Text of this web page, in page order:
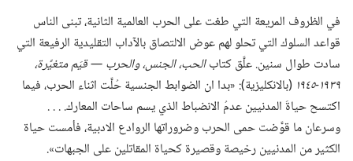
في الظروف المريعة التي طغت على الحرب العالمية الثانية،‏ تبنى الناس
قواعد السلوك التي تحلو لهم عوض الالتصاق بالآداب التقليدية الرفيعة التي
سادت طوال سنين.‏ علَّق كتابالحب،‏ الجنس،‏ والحرب —‏ قيَم متغيِّرة،‏
١٩٣٩-‏١٩٤٥
‏(‏بالانكليزية)‏:‏ «بدا ان الضوابط الجنسية حُلَّت اثناء الحرب،‏ فيما
اكتسح حياةَ المدنيين عدمُ الانضباط الذي يسم ساحات المعارك.‏ .‏ .‏ .‏
وسرعان ما قوَّضت حمى الحرب وضروراتها الروادع الادبية،‏ فأمست حياة
الكثير من المدنيين رخيصة وقصيرة كحياة المقاتلين على الجبهات».‏